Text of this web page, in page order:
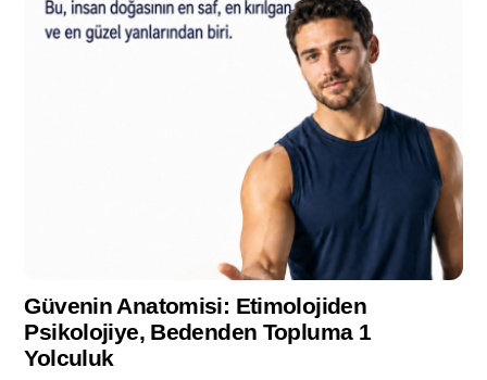
Güvenin Anatomisi: Etimolojiden
Psikolojiye, Bedenden Topluma 1
Yolculuk